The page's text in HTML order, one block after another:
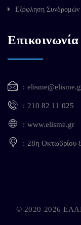
Εξόφληση Συνδρομών
Επικοινωνία
210 82 11 025
www.elisme.gr
28η Οκτωβρίου
© 2020-2026